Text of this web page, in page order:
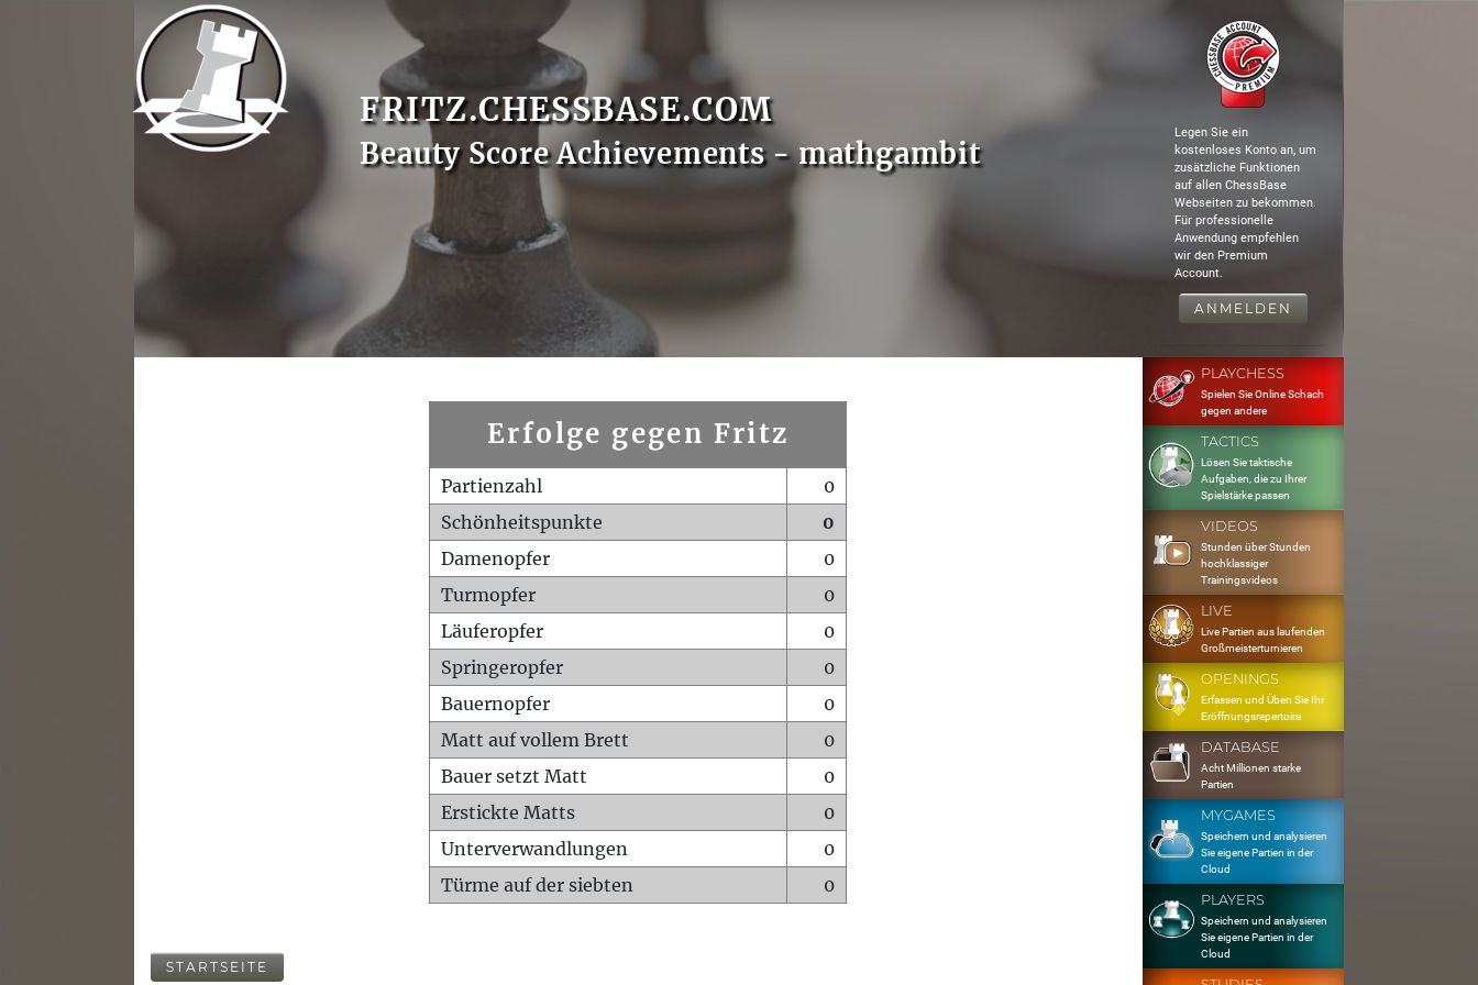
FRITZ.CHESSBASE.COM
Beauty Score Achievements - mathgambit
Legen Sie ein
kostenloses Konto an, um
zusätzliche Funktionen
auf allen ChessBase
Webseiten zu bekommen.
Für professionelle
Anwendung empfehlen
wir den Premium
Account.
ANMELDEN
Erfolge gegen Fritz
Partienzahl
0
Schönheitspunkte
0
Damenopfer
0
Turmopfer
0
Läuferopfer
0
Springeropfer
0
Bauernopfer
0
Matt auf vollem Brett
0
Bauer setzt Matt
0
Erstickte Matts
0
Unterverwandlungen
0
Türme auf der siebten
0
STARTSEITE
PLAYCHESS
Spielen Sie Online Schach
gegen andere
TACTICS
Lösen Sie taktische
Aufgaben, die zu Ihrer
Spielstärke passen
VIDEOS
Stunden über Stunden
hochklassiger
Trainingsvideos
LIVE
Live Partien aus laufenden
Großmeisterturnieren
OPENINGS
Erfassen und Üben Sie Ihr
Eröffnungsrepertoire
DATABASE
Acht Millionen starke
Partien
MYGAMES
Speichern und analysieren
Sie eigene Partien in der
Cloud
PLAYERS
Speichern und analysieren
Sie eigene Partien in der
Cloud